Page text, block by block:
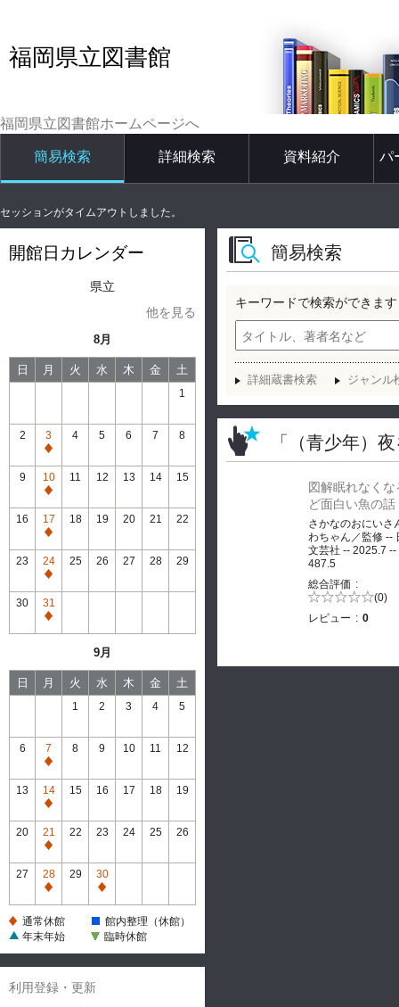
福岡県立図書館
福岡県立図書館ホームページへ
簡易検索 詳細検索 資料紹介 パ
セッションがタイムアウトしました。
開館日カレンダー
県立
他を見る
8月
日 月 火 水 木 金 土
1
2
3
通
常
休
館
4 5 6 7 8
9
10
通
常
休
館
11 12 13 14 15
16
17
通
常
休
館
18 19 20 21 22
23
24
通
常
休
館
25 26 27 28 29
30
31
通
館
9月
日 月 火 水 木 金 土
1 2 3 4 5
6
7
通
常
休
館
8 9 10 11 12
13
14
通
常
休
館
15 16 17 18 19
20
21
通
常
休
館
22 23 24 25 26
27
28
通
休
29
30
通
休
通常休館
館内整理（休館）
年末年始
臨時休館
利用登録・更新
簡易検索
キーワードで検索ができます
詳細蔵書検索 ジャンル
「（青少年）
図解眠れなくな
ど面白い魚の話
さかなのおにいさ
わちゃん／監修 --
文芸社 -- 2025.7 --
487.5
総合評価
5段階評価の (0)
レビュー
0